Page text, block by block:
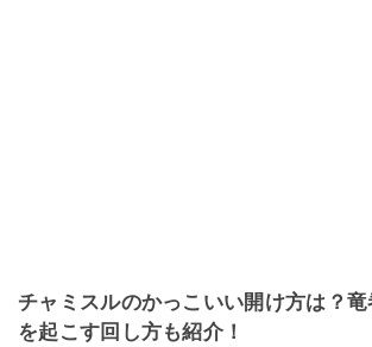
チャミスルのかっこいい開け方は？
を起こす回し方も紹介！